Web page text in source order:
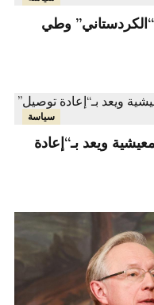
“الكردستاني” وطي
سياسة
ويعد بـ“إعادة